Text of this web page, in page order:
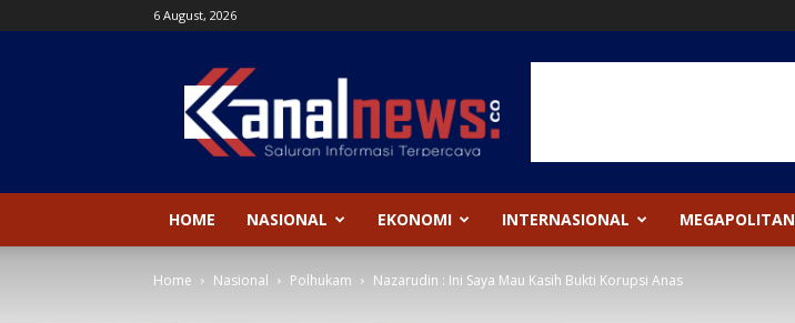
6 August, 2026
Kanal
News
HOME NASIONAL EKONOMI INTERNASIONAL MEGAPOLITAN
Home Nasional Polhukam Nazarudin : Ini Saya Mau Kasih Bukti Korupsi Anas